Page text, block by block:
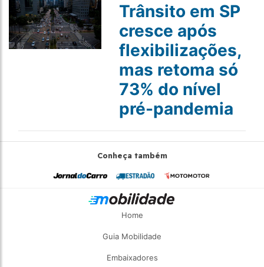
Trânsito em SP
cresce após
flexibilizações,
mas retoma só
73% do nível
pré-pandemia
Conheça também
Home
Guia Mobilidade
Embaixadores